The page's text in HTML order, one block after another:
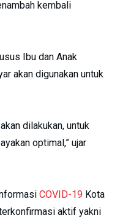
kembali
Ibu dan Anak
akan digunakan untuk
dilakukan, untuk
optimal,” ujar
COVID-19 Kota
aktif yakni